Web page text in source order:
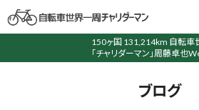
150ヶ国 131,214km 自転車
「チャリダーマン」周藤卓也
ブログ